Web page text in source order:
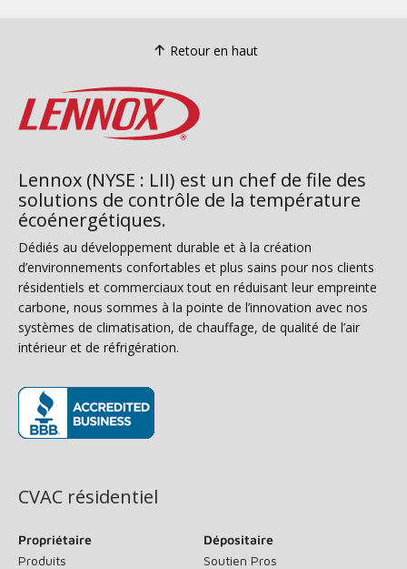
Retour en haut
Lennox (NYSE : LII) est un chef de file des
solutions de contrôle de la température
écoénergétiques.
Dédiés au développement durable et à la création
d’environnements confortables et plus sains pour nos clients
résidentiels et commerciaux tout en réduisant leur empreinte
carbone, nous sommes à la pointe de l’innovation avec nos
systèmes de climatisation, de chauffage, de qualité de l’air
intérieur et de réfrigération.
CVAC résidentiel
Propriétaire
Produits
Dépositaire
Soutien Pros